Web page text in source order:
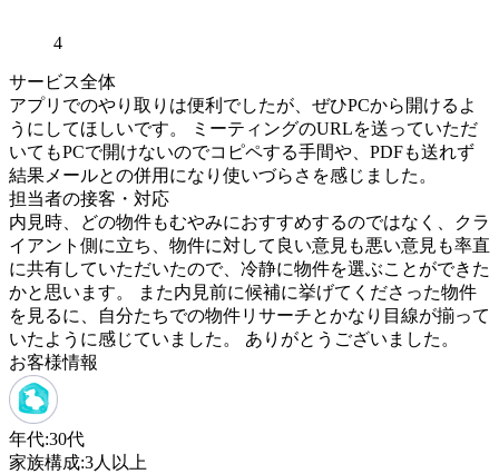
4
サービス全体
アプリでのやり取りは便利でしたが、ぜひPCから開けるよ
うにしてほしいです。 ミーティングのURLを送っていただ
いてもPCで開けないのでコピペする手間や、PDFも送れず
結果メールとの併用になり使いづらさを感じました。
担当者の接客・対応
内見時、どの物件もむやみにおすすめするのではなく、クラ
イアント側に立ち、物件に対して良い意見も悪い意見も率直
に共有していただいたので、冷静に物件を選ぶことができた
かと思います。 また内見前に候補に挙げてくださった物件
を見るに、自分たちでの物件リサーチとかなり目線が揃って
いたように感じていました。 ありがとうございました。
お客様情報
年代:30代
家族構成:3人以上